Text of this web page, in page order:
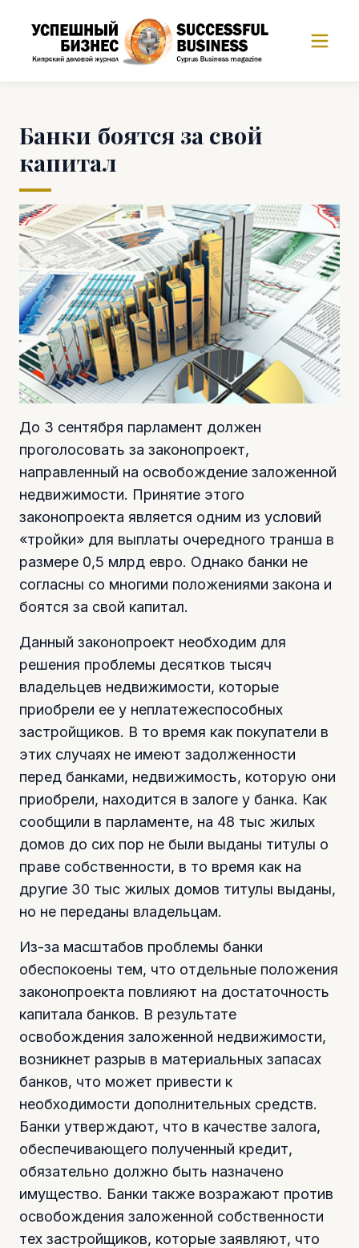
Банки боятся за свой
капитал
До 3 сентября парламент должен
проголосовать за законопроект,
направленный на освобождение заложенной
недвижимости. Принятие этого
законопроекта является одним из условий
«тройки» для выплаты очередного транша в
размере 0,5 млрд евро. Однако банки не
согласны со многими положениями закона и
боятся за свой капитал.
Данный законопроект необходим для
решения проблемы десятков тысяч
владельцев недвижимости, которые
приобрели ее у неплатежеспособных
застройщиков. В то время как покупатели в
этих случаях не имеют задолженности
перед банками, недвижимость, которую они
приобрели, находится в залоге у банка. Как
сообщили в парламенте, на 48 тыс жилых
домов до сих пор не были выданы титулы о
праве собственности, в то время как на
другие 30 тыс жилых домов титулы выданы,
но не переданы владельцам.
Из-за масштабов проблемы банки
обеспокоены тем, что отдельные положения
законопроекта повлияют на достаточность
капитала банков. В результате
освобождения заложенной недвижимости,
возникнет разрыв в материальных запасах
банков, что может привести к
необходимости дополнительных средств.
Банки утверждают, что в качестве залога,
обеспечивающего полученный кредит,
обязательно должно быть назначено
имущество. Банки также возражают против
освобождения заложенной собственности
тех застройщиков, которые заявляют, что